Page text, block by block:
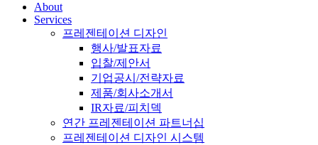
About
Services
프레젠테이션 디자인
행사/발표자료
입찰/제안서
기업공시/전략자료
제품/회사소개서
IR자료/피치덱
연간 프레젠테이션 파트너십
프레젠테이션 디자인 시스템